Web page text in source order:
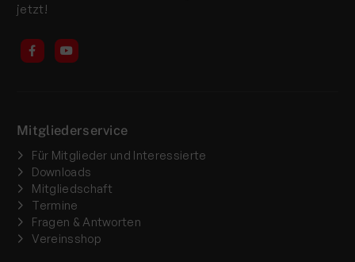
jetzt!
Mitgliederservice
Für Mitglieder und Interessierte
Downloads
Mitgliedschaft
Termine
Fragen & Antworten
Vereinsshop